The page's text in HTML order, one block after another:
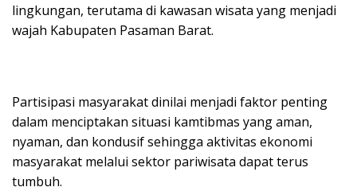
lingkungan, terutama di kawasan wisata yang menjadi
wajah Kabupaten Pasaman Barat.
Partisipasi masyarakat dinilai menjadi faktor penting
dalam menciptakan situasi kamtibmas yang aman,
nyaman, dan kondusif sehingga aktivitas ekonomi
masyarakat melalui sektor pariwisata dapat terus
tumbuh.